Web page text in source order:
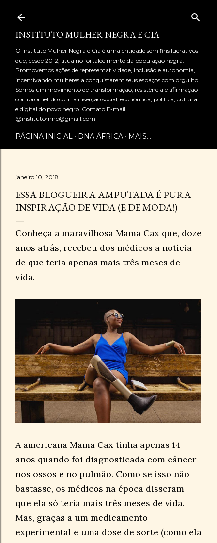
INSTITUTO MULHER NEGRA E CIA
O Instituto Mulher Negra e Cia é uma entidade sem fins lucrativos
que, desde 2012, atua no fortalecimento da população negra.
Promovemos ações de representatividade, inclusão e autonomia,
incentivando mulheres a conquistarem seus espaços com orgulho.
Somos um movimento de transformação, resistência e afirmação
comprometido com a inserção social, econômica, política, cultural
e digital do povo negro. Contato E-mail
@institutomnc@gmail.com
PÁGINA INICIAL DNA ÁFRICA MAIS…
janeiro 10, 2018
ESSA BLOGUEIRA AMPUTADA É PURA
INSPIRAÇÃO DE VIDA (E DE MODA!)
Conheça a maravilhosa Mama Cax que, doze
anos atrás, recebeu dos médicos a notícia
de que teria apenas mais três meses de
vida.
A americana Mama Cax tinha apenas 14
anos quando foi diagnosticada com câncer
nos ossos e no pulmão. Como se isso não
bastasse, os médicos na época disseram
que ela só teria mais três meses de vida.
Mas, graças a um medicamento
experimental e uma dose de sorte (como ela